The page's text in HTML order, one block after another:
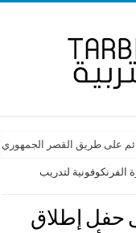
قائم على طريق القصر الجمهوري
الفرنكوفونية لتدريب
حفل إطلاق